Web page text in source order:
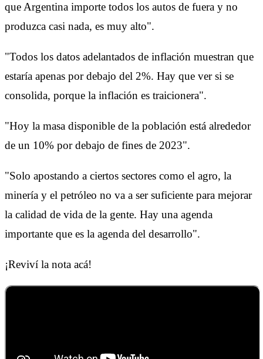
que Argentina importe todos los autos de fuera y no
produzca casi nada, es muy alto".
"Todos los datos adelantados de inflación muestran que
estaría apenas por debajo del 2%. Hay que ver si se
consolida, porque la inflación es traicionera".
"Hoy la masa disponible de la población está alrededor
de un 10% por debajo de fines de 2023".
"Solo apostando a ciertos sectores como el agro, la
minería y el petróleo no va a ser suficiente para mejorar
la calidad de vida de la gente. Hay una agenda
importante que es la agenda del desarrollo".
¡Reviví la nota acá!